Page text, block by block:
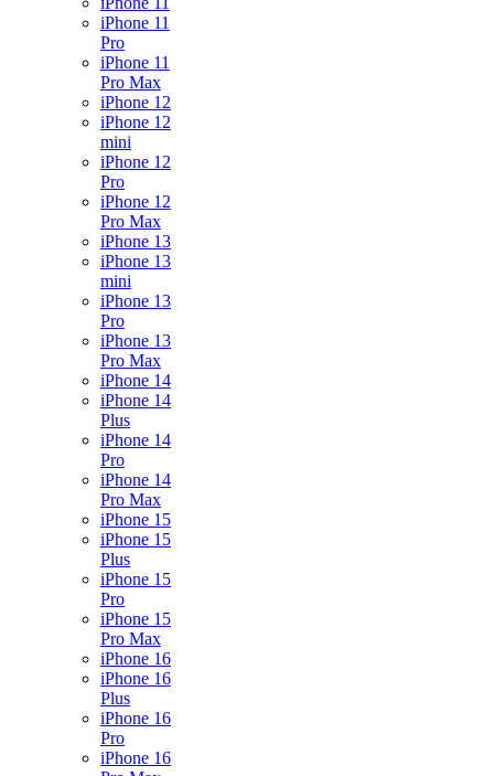
iPhone 11
Pro
iPhone 11
Pro Max
iPhone 12
iPhone 12
mini
iPhone 12
Pro
iPhone 12
Pro Max
iPhone 13
iPhone 13
mini
iPhone 13
Pro
iPhone 13
Pro Max
iPhone 14
iPhone 14
Plus
iPhone 14
Pro
iPhone 14
Pro Max
iPhone 15
iPhone 15
Plus
iPhone 15
Pro
iPhone 15
Pro Max
iPhone 16
iPhone 16
Plus
iPhone 16
Pro
iPhone 16